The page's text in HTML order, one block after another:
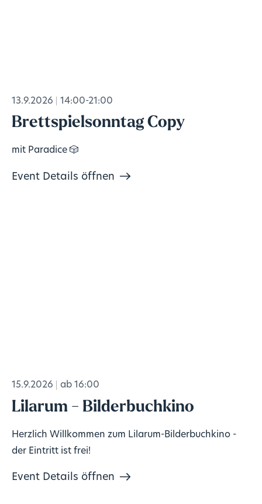
13.9.2026 14:00-21:00
Brettspielsonntag Copy
mit Paradice 🎲
Event Details öffnen
15.9.2026 ab 16:00
Lilarum - Bilderbuchkino
Herzlich Willkommen zum Lilarum-Bilderbuchkino -
der Eintritt ist frei!
Event Details öffnen